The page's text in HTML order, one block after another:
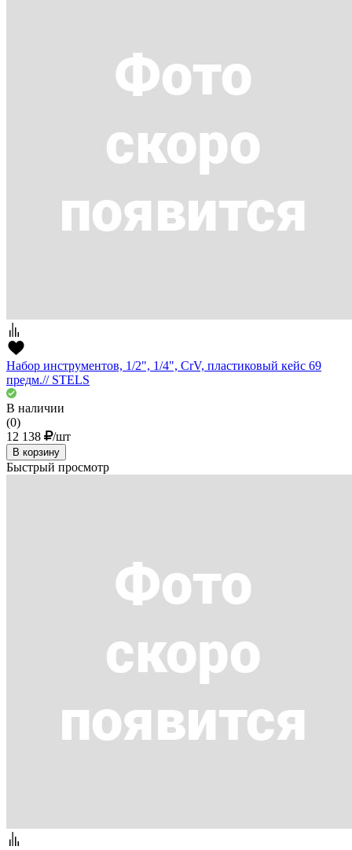
Набор инструментов, 1/2", 1/4", CrV, пластиковый кейс 69
предм.// STELS
В наличии
(0)
12 138
/шт
В корзину
Быстрый просмотр